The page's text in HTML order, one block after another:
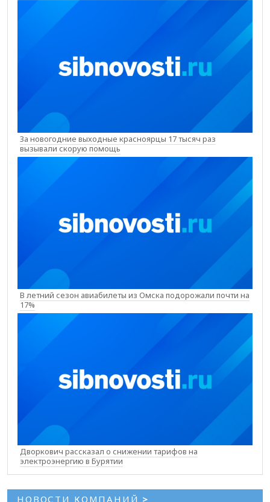
За новогодние выходные красноярцы 17 тысяч раз
вызывали скорую помощь
В летний сезон авиабилеты из Омска подорожали почти на
17%
Дворкович рассказал о снижении тарифов на
электроэнергию в Бурятии
НОВОСТИ КОМПАНИЙ >